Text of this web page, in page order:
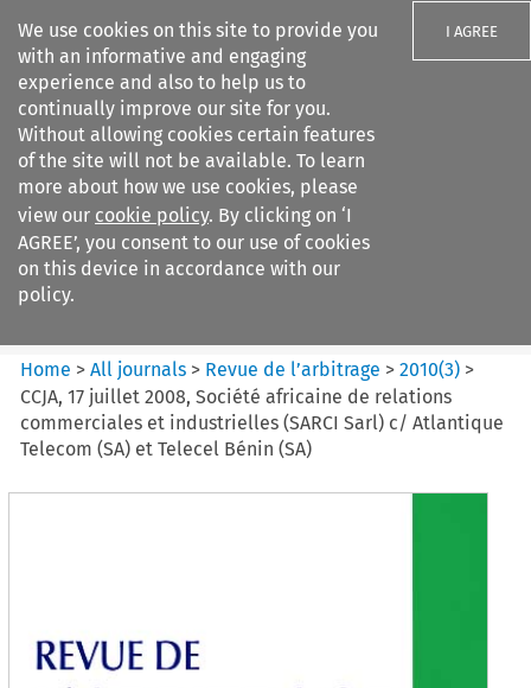
We use cookies on this site to provide you
with an informative and engaging
experience and also to help us to
continually improve our site for you.
Without allowing cookies certain features
of the site will not be available. To learn
more about how we use cookies, please
view our cookie policy. By clicking on ‘I
AGREE’, you consent to our use of cookies
on this device in accordance with our
policy.
I AGREE
Search filters
Revue de
l%E2%80%99arbitrage
Home >All journals > Revue de l’arbitrage >2010(3) >
CCJA, 17 juillet 2008, Société africaine de relations
commerciales et industrielles (SARCI Sarl) c/ Atlantique
Telecom (SA) et Telecel Bénin (SA)